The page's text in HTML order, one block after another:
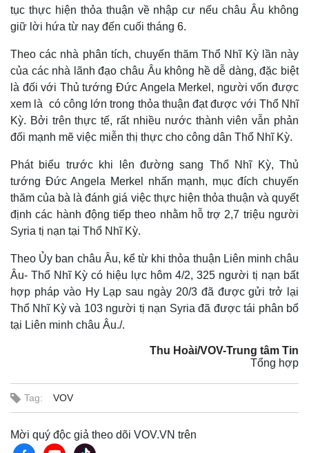
Thế giới
Quan sát
Cuộc sống đó đây
Hồ sơ
Multimedia
Video
Ảnh
E-Magazine
Infographic
tục thực hiện thỏa thuận về nhập cư nếu châu Âu không
giữ lời hứa từ nay đến cuối tháng 6.
Theo các nhà phân tích, chuyến thăm Thổ Nhĩ Kỳ lần này
của các nhà lãnh đạo châu Âu không hề dễ dàng, đặc biệt
là đối với Thủ tướng Đức Angela Merkel, người vốn được
xem là có công lớn trong thỏa thuận đạt được với Thổ Nhĩ
Kỳ. Bởi trên thực tế, rất nhiều nước thành viên vẫn phản
đối mạnh mẽ việc miễn thị thực cho công dân Thổ Nhĩ Kỳ.
Phát biểu trước khi lên đường sang Thổ Nhĩ Kỳ, Thủ
tướng Đức Angela Merkel nhấn mạnh, mục đích chuyến
thăm của bà là đánh giá việc thực hiện thỏa thuận và quyết
định các hành động tiếp theo nhằm hỗ trợ 2,7 triệu người
Syria tị nạn tại Thổ Nhĩ Kỳ.
Theo Ủy ban châu Âu, kể từ khi thỏa thuận Liên minh châu
Âu- Thổ Nhĩ Kỳ có hiệu lực hôm 4/2, 325 người tị nạn bất
hợp pháp vào Hy Lạp sau ngày 20/3 đã được gửi trở lại
Thổ Nhĩ Kỳ và 103 người tị nạn Syria đã được tái phân bổ
tại Liên minh châu Âu./.
Thu Hoài/VOV-Trung tâm Tin
Tổng hợp
Tag: VOV
Mời quý độc giả theo dõi VOV.VN trên